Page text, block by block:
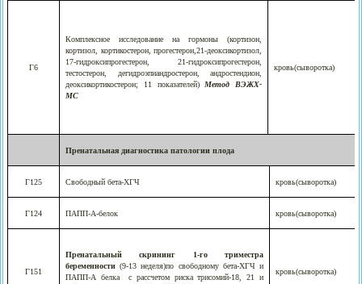
Г6
Комплексное исследование на гормоны (кортизон,
кортизол, кортикостерон, прогестерон,21-деоксикортизол,
17-гидроксипрогестерон, 21-гидроксипрогестерон,
тестостерон, дегидроэпиандростерон, андростендион,
деоксикортикостерон; 11 показателей) Метод ВЭЖХ-
МС
кровь(сыворотка)
Пренатальная диагностика патологии плода
Г125 Свободный бета-ХГЧ кровь(сыворотка)
Г124 ПАПП-А-белок кровь(сыворотка)
Г151
Пренатальный скрининг 1-го триместра
беременности(9-13 неделя)по свободному бета-ХГЧ и
ПАПП-А белка
с рассчетом риска трисомий-18, 21 и
кровь(сыворотка)